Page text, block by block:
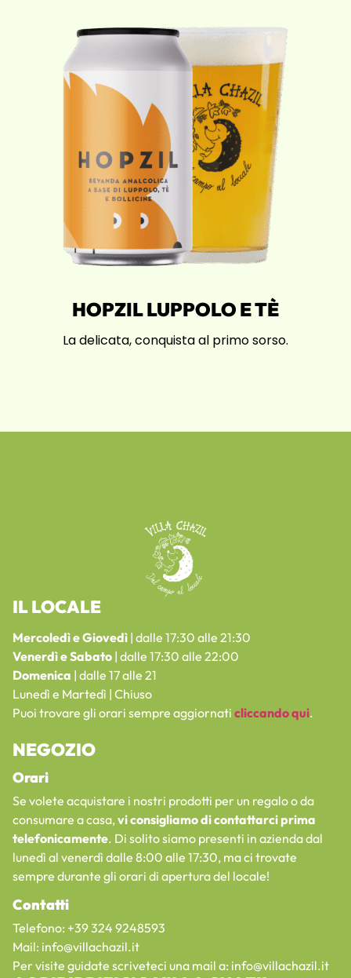
HOPZIL LUPPOLO E TÈ
La delicata, conquista al primo sorso.
IL LOCALE
Mercoledì e Giovedì | dalle 17:30 alle 21:30
Venerdì e Sabato | dalle 17:30 alle 22:00
Domenica | dalle 17 alle 21
Lunedì e Martedì | Chiuso
Puoi trovare gli orari sempre aggiornati cliccando qui.
NEGOZIO
Orari
Se volete acquistare i nostri prodotti per un regalo o da
consumare a casa,vi consigliamo di contattarci prima
telefonicamente. Di solito siamo presenti in azienda dal
lunedì al venerdì dalle 8:00 alle 17:30, ma ci trovate
sempre durante gli orari di apertura del locale!
Contatti
Telefono: +39 324 9248593
Mail: info@villachazil.it
Per visite guidate scriveteci una mail a: info@villachazil.it